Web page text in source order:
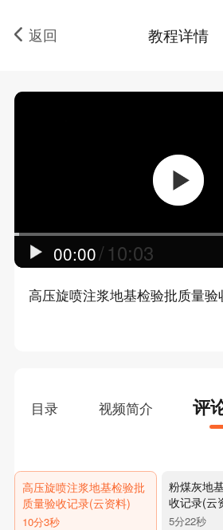
返回 教程详情
00:00/10:03
高压旋喷注浆地基检验批质量
目录 视频简介 评
高压旋喷注浆地基检验批
质量验收记录(云资料)
10分3秒
粉煤灰地
收记录(云
5分22秒